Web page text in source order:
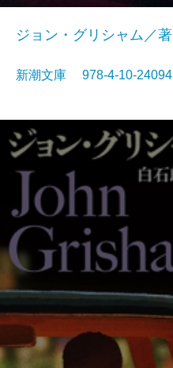
ジョン・グリシャム／
新潮文庫 978-4-10-